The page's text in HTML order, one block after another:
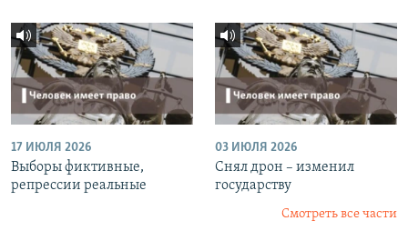
17 ИЮЛЯ 2026
Выборы фиктивные,
репрессии реальные
03 ИЮЛЯ 2026
Снял дрон – изменил
государству
Смотреть все части